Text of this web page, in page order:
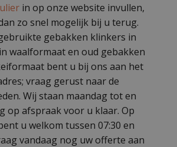
in op onze website invullen,
zo snel mogelijk bij u terug.
gebakken klinkers in
waalformaat en oud gebakken
bent u bij ons aan het
vraag gerust naar de
Wij staan maandag tot en
op afspraak voor u klaar. Op
u welkom tussen 07:30 en
vandaag nog uw offerte aan